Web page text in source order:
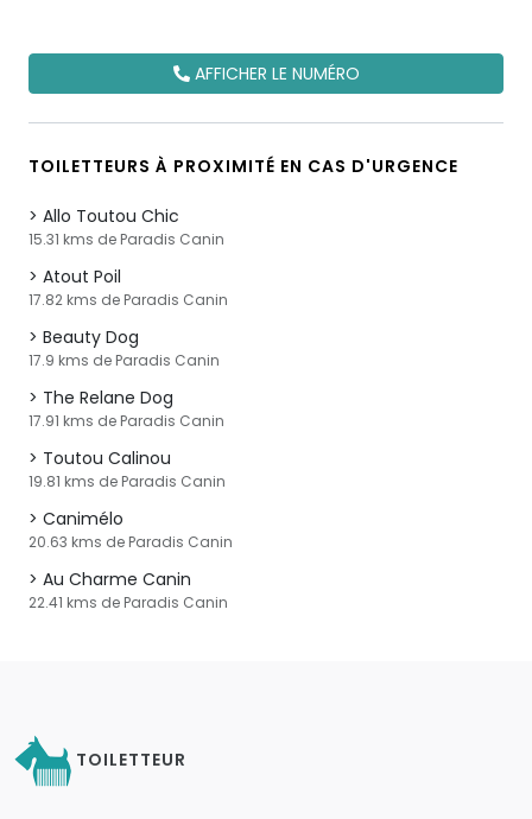
AFFICHER LE NUMÉRO
TOILETTEURS À PROXIMITÉ EN CAS D'URGENCE
Allo Toutou Chic
15.31 kms de Paradis Canin
Atout Poil
17.82 kms de Paradis Canin
Beauty Dog
17.9 kms de Paradis Canin
The Relane Dog
17.91 kms de Paradis Canin
Toutou Calinou
19.81 kms de Paradis Canin
Canimélo
20.63 kms de Paradis Canin
Au Charme Canin
22.41 kms de Paradis Canin
TOILETTEUR